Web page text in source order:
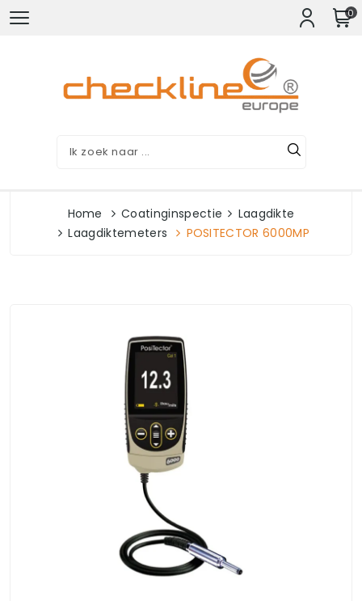
0
Home Coatinginspectie
Laagdikte
Laagdiktemeters
POSITECTOR 6000MP